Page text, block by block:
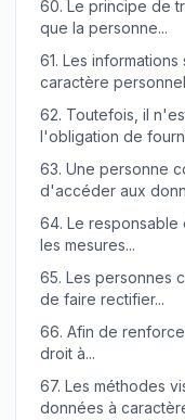
60. Le principe de
que la personne...
61. Les
caractère
62. Toutefois, il
l'obligation de
63. Une personne
d'accéder aux
64. Le responsable
les mesures...
65. Les personnes
de faire rectifier...
66. Afin de
droit à...
67. Les méthodes
données à